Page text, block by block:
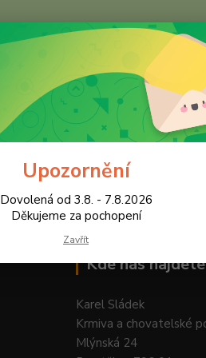
Kde nás najdete
Karel Sládek
Krmiva a chovatelské
Mlýnská 24
Upozornění
Dovolená od 3.8. - 7.8.2026
Děkujeme za pochopení
Zavřít